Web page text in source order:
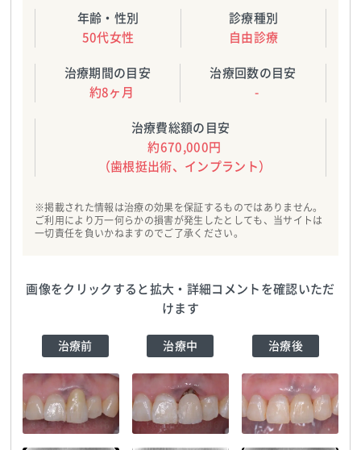
年齢・性別
50代女性
診療種別
自由診療
治療期間の目安
約8ヶ月
治療回数の目安
-
治療費総額の目安
約670,000円
（歯根挺出術、インプラント）
※掲載された情報は治療の効果を保証するものではありません。
ご利用により万一何らかの損害が発生したとしても、当サイトは
一切責任を負いかねますのでご了承ください。
画像をクリックすると拡大・詳細コメントを確認いただ
けます
治療前 治療中 治療後
大塚歯科
TEL:0359038467 大塚歯科
TEL:0359038467 大塚歯科
TEL:0359038467